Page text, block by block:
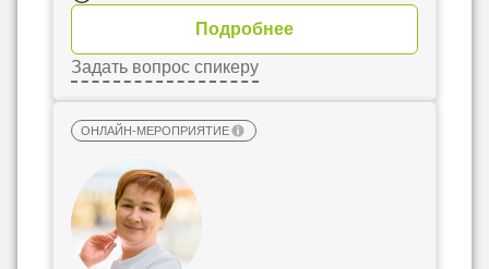
Подробнее
Задать вопрос спикеру
ОНЛАЙН-МЕРОПРИЯТИЕ